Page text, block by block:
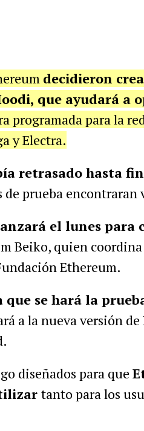
decidieron
que ayudará a
programada para la
y Electra.
retrasado hasta
de prueba encontraran
el lunes para
Beiko, quien coordina
Ethereum.
que se hará la
a la nueva versión de
diseñados para que
tanto para los